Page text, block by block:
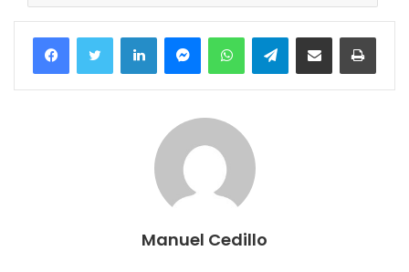
FacebookTwitter LinkedInMessengerWhatsAppTelegramCompartir por correo electrónico
Manuel Cedillo